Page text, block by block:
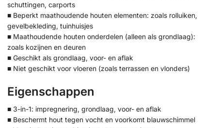
schuttingen, carports
■ Beperkt maathoudende houten elementen: zoals rolluiken,
gevelbekleding, tuinhuisjes
■ Maathoudende houten onderdelen (alleen als grondlaag):
zoals kozijnen en deuren
■ Geschikt als grondlaag, voor- en aflak
■ Niet geschikt voor vloeren (zoals terrassen en vlonders)
Eigenschappen
■ 3-in-1: impregnering, grondlaag, voor- en aflak
■ Beschermt hout tegen vocht en voorkomt blauwschimmel